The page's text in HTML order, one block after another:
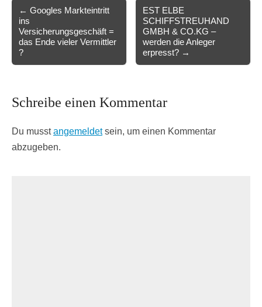
Post
navigation
← Googles Markteintritt
ins
Versicherungsgeschäft =
das Ende vieler Vermittler
?
EST ELBE
SCHIFFSTREUHAND
GMBH & CO.KG –
werden die Anleger
erpresst? →
Schreibe einen Kommentar
Du musstangemeldetsein, um einen Kommentar
abzugeben.